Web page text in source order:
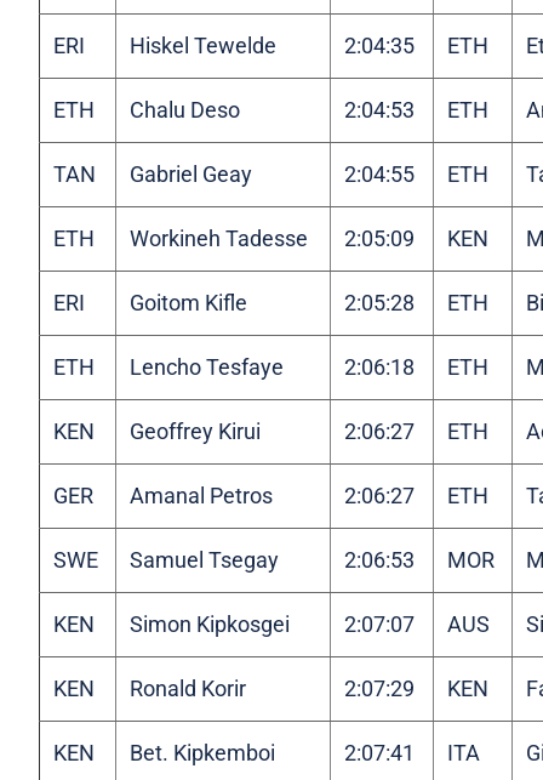
ERI Hiskel Tewelde 2:04:35 ETH
ETH Chalu Deso 2:04:53 ETH
TAN Gabriel Geay 2:04:55 ETH
ETH Workineh Tadesse 2:05:09 KEN
ERI Goitom Kifle 2:05:28 ETH
ETH Lencho Tesfaye 2:06:18 ETH
KEN Geoffrey Kirui 2:06:27 ETH
GER Amanal Petros 2:06:27 ETH
SWE Samuel Tsegay 2:06:53 MOR
KEN Simon Kipkosgei 2:07:07 AUS
KEN Ronald Korir 2:07:29 KEN
KEN Bet. Kipkemboi 2:07:41 ITA